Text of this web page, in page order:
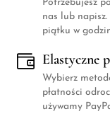
Potrzebujesz
nas lub
piątku w
Elastyczne
Wybierz
płatności
używamy